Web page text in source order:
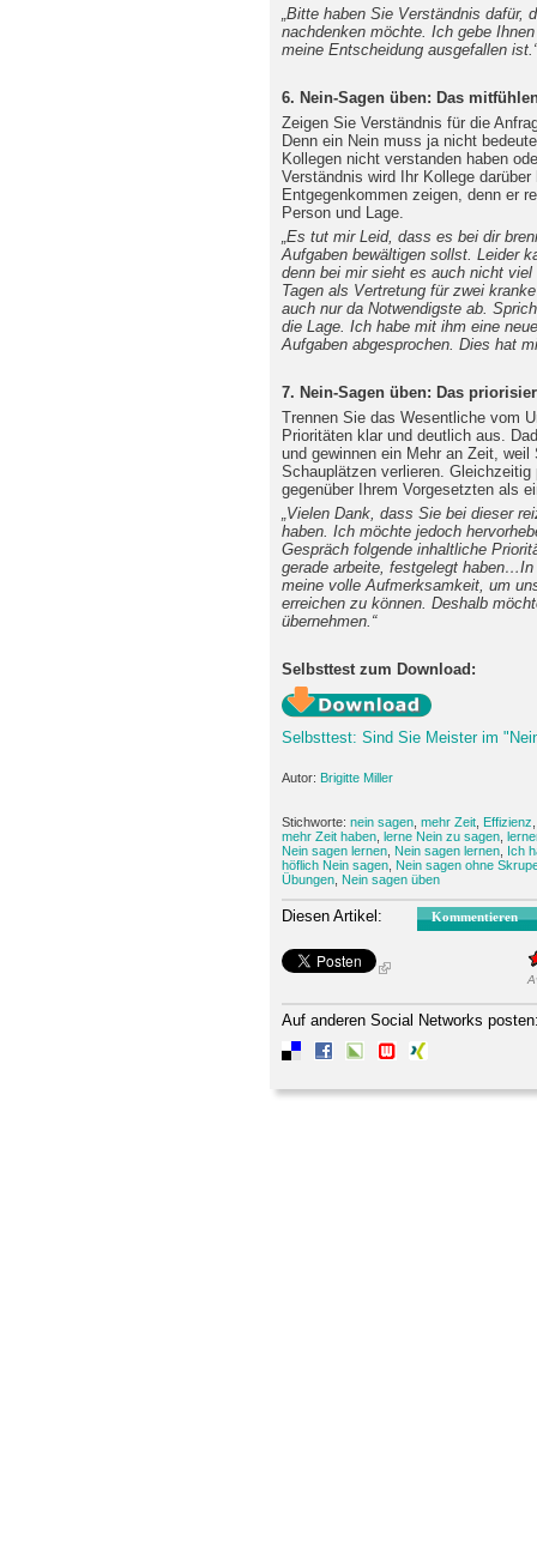
„Bitte haben Sie Verständnis
nachdenken möchte. Ich gebe
meine Entscheidung ausgefallen ist.“
6. Nein-Sagen üben: Das
Zeigen Sie Verständnis für die
Denn ein Nein muss ja nicht
Kollegen nicht verstanden haben
Verständnis wird Ihr Kollege
Entgegenkommen zeigen, denn er
Person und Lage.
„Es tut mir Leid, dass es bei dir
Aufgaben bewältigen sollst. Leider
denn bei mir sieht es auch nicht
Tagen als Vertretung für zwei
auch nur da Notwendigste ab.
die Lage. Ich habe mit ihm eine
Aufgaben abgesprochen. Dies hat
7. Nein-Sagen üben: Das
Trennen Sie das Wesentliche vom
Prioritäten klar und deutlich aus.
und gewinnen ein Mehr an Zeit,
Schauplätzen verlieren.
gegenüber Ihrem Vorgesetzten als
„Vielen Dank, dass Sie bei dieser
haben. Ich möchte jedoch
Gespräch folgende inhaltliche
gerade arbeite, festgelegt
meine volle Aufmerksamkeit, um
erreichen zu können. Deshalb
übernehmen.“
Selbsttest zum Download:
Selbsttest: Sind Sie Meister im
Autor: Brigitte Miller
Stichworte: nein sagen mehr Zeit Effizienz
mehr Zeit haben lerne Nein zu sagen
Nein sagen lernen Nein sagen lernen Ich
höflich Nein sagen Nein sagen ohne
Übungen Nein sagen üben
Diesen Artikel: Kommentieren
Auf anderen Social Networks